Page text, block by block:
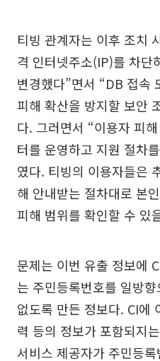
티빙 관계자는 이후 조치
격 인터넷주소(IP)를 차단
변경했다”면서 “DB 접속
피해 확산을 방지할 보안
다. 그러면서 “이용자 피
터를 운영하고 지원 절차
였다. 티빙의 이용자들은
해 안내받는 절차대로 본
피해 범위를 확인할 수 있
문제는 이번 유출 정보에
는 주민등록번호를 일방
없도록 만든 정보다. CI에
력 등의 정보가 포함되지
서비스 제공자가 주민등